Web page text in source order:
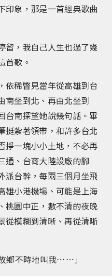
印象，那是一首經典歌曲
留，我自己人生也過了幾
首歌。
依稀瞥見當年從高雄到台
南坐到北、再由北坐到
台南探望她說幾句話。畢
挺紮著領帶，和許多台北
掙一塊小小土地，不必再
通、台商大陸設廠的腳
派台幹，每兩三個月坐飛
雄小港機場、可能是上海
桃園中正，數不清的夜晚
從模糊到清晰、再從清晰
鄉不時地叫我……」